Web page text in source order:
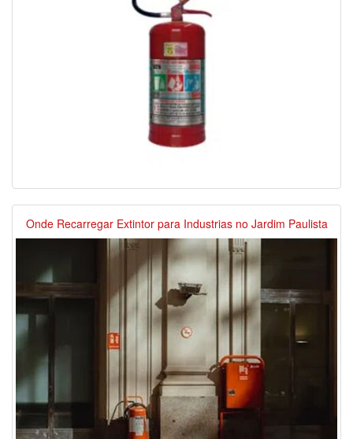
Onde Recarregar Extintor para Industrias no Jardim Paulista